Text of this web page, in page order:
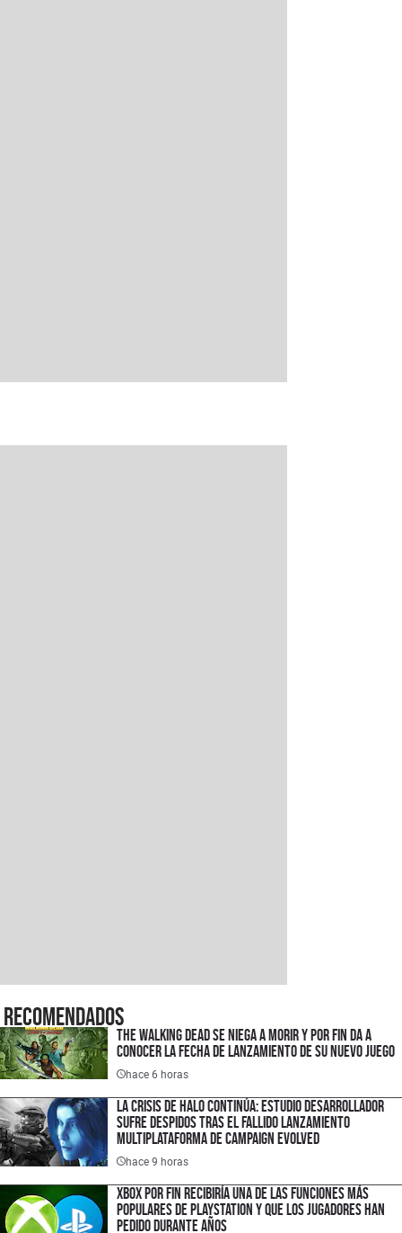
Recomendados
The Walking Dead se niega a morir y por fin da a
conocer la fecha de lanzamiento de su nuevo juego
hace 6 horas
La crisis de Halo continúa: estudio desarrollador
sufre despidos tras el fallido lanzamiento
multiplataforma de Campaign Evolved
hace 9 horas
XBOX por fin recibiría una de las funciones más
populares de PlayStation y que los jugadores han
pedido durante años